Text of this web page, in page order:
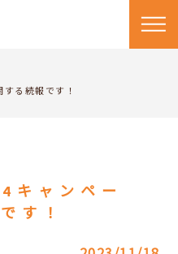
る続報です！
キャンペー
す！